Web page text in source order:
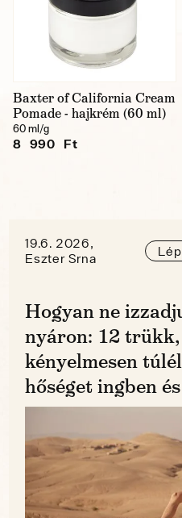
Baxter of California Cream
Pomade - hajkrém (60 ml)
60 ml/g
8 990 Ft
19.6. 2026,
Eszter Srna
Hogyan ne
nyáron: 12
kényelmesen
hőséget ingben